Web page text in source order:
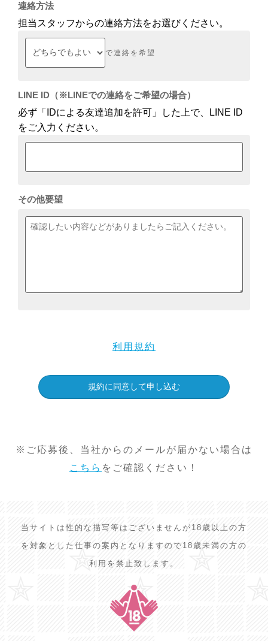
連絡方法
担当スタッフからの連絡方法をお選びください。
で連絡を希望
LINE ID（※LINEでの連絡をご希望の場合）
必ず「IDによる友達追加を許可」した上で、LINE ID
をご入力ください。
その他要望
利用規約
※ご応募後、当社からのメールが届かない場合は
こちら をご確認ください！
当サイトは性的な描写等はございませんが18歳以上の方
を対象とした仕事の案内となりますので18歳未満の方の
利用を禁止致します。